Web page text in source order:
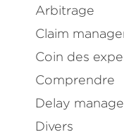
Arbitrage
Claim
Coin des
Comprendre
Delay
Divers